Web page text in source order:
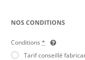
NOS CONDITIONS
Conditions *
Tarif conseillé